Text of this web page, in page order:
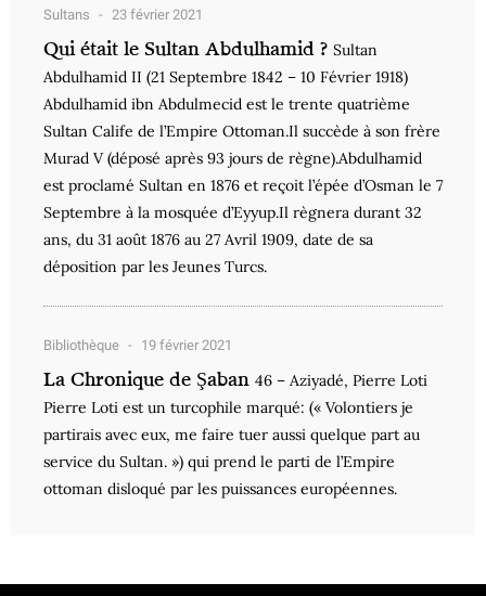
Sultans 23 février 2021
Qui était le Sultan Abdulhamid ? Sultan
Abdulhamid II (21 Septembre 1842 – 10 Février 1918)
Abdulhamid ibn Abdulmecid est le trente quatrième
Sultan Calife de l’Empire Ottoman.Il succède à son frère
Murad V (déposé après 93 jours de règne).Abdulhamid
est proclamé Sultan en 1876 et reçoit l’épée d’Osman le 7
Septembre à la mosquée d’Eyyup.Il règnera durant 32
ans, du 31 août 1876 au 27 Avril 1909, date de sa
déposition par les Jeunes Turcs.
Bibliothèque 19 février 2021
La Chronique de Şaban 46 – Aziyadé, Pierre Loti
Pierre Loti est un turcophile marqué: (« Volontiers je
partirais avec eux, me faire tuer aussi quelque part au
service du Sultan. ») qui prend le parti de l’Empire
ottoman disloqué par les puissances européennes.